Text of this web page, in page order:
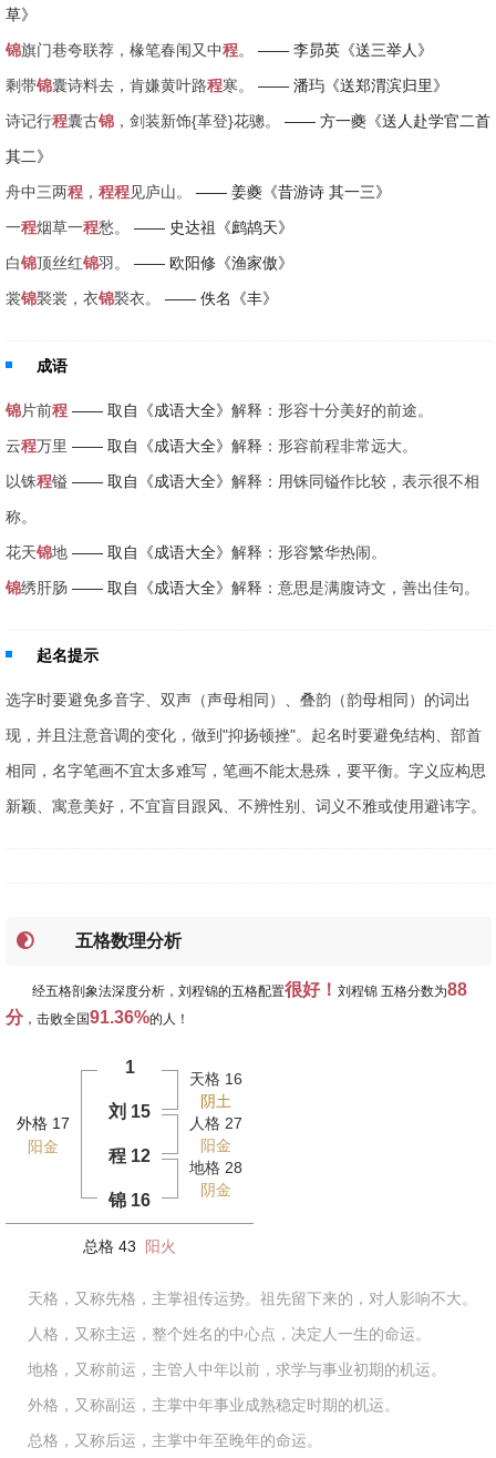
草》
锦旗门巷夸联荐，椽笔春闱又中程。
—— 李昴英《送三举人》
剩带锦囊诗料去，肯嫌黄叶路程寒。
—— 潘玙《送郑渭滨归里》
诗记行程囊古锦 ，剑装新饰{革登}花骢。
—— 方一夔《送人赴学官二首
其二》
舟中三两程 ， 程程见庐山。
—— 姜夔《昔游诗 其一三》
一程烟草一程愁。
—— 史达祖《鹧鸪天》
白锦顶丝红锦羽。
—— 欧阳修《渔家傲》
裳锦褧裳，衣锦褧衣。 —— 佚名《丰》
成语
锦片前程 —— 取自《成语大全》 解释：形容十分美好的前途。
云程万里 —— 取自《成语大全》 解释：形容前程非常远大。
以铢程镒 —— 取自《成语大全》 解释：用铢同镒作比较，表示很不相
称。
花天锦地 —— 取自《成语大全》 解释：形容繁华热闹。
锦绣肝肠 —— 取自《成语大全》 解释：意思是满腹诗文，善出佳句。
起名提示
选字时要避免多音字、双声（声母相同）、叠韵（韵母相同）的词出
现，并且注意音调的变化，做到"抑扬顿挫"。起名时要避免结构、部首
相同，名字笔画不宜太多难写，笔画不能太悬殊，要平衡。字义应构思
新颖、寓意美好，不宜盲目跟风、不辨性别、词义不雅或使用避讳字。
五格数理分析
经五格剖象法深度分析，刘程锦的五格配置很好！ 刘程锦 五格分数为88
分，击败全国91.36%的人！
外格 17
阳金
1
刘 15
程 12
锦 16
天格 16
阴土
人格 27
阳金
地格 28
阴金
总格 43 阳火
天格，又称先格，主掌祖传运势。祖先留下来的，对人影响不大。
人格，又称主运，整个姓名的中心点，决定人一生的命运。
地格，又称前运，主管人中年以前，求学与事业初期的机运。
外格，又称副运，主掌中年事业成熟稳定时期的机运。
总格，又称后运，主掌中年至晚年的命运。